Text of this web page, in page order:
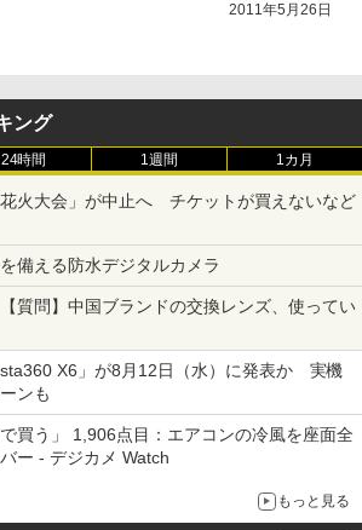
2011年5月26日
ング
24時間 1週間 1カ月
花火大会」が中止へ チケットが買えないなど
備える防水デジタルカメラ
質問】中国ブランドの交換レンズ、使ってい
X6」が8月12日（水）に発表か 実機
ンも
買う」 1,906点目：エアコンの冷風を座面全
ー - デジカメ Watch
もっと見る